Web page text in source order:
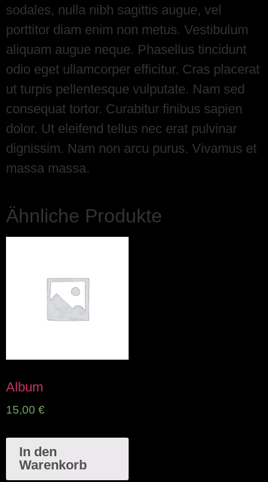
sodales, nulla nibh sagittis augue, vel
porttitor diam enim non metus. Vestibulum
aliquam augue neque. Phasellus tincidunt
odio eget ullamcorper efficitur. Cras placerat
ut turpis pellentesque vulputate. Nam sed
consequat tortor. Curabitur finibus sapien
dolor. Ut eleifend tellus nec erat pulvinar
dignissim. Nam non arcu purus. Vivamus et
massa massa.
Ähnliche Produkte
Album
15,00 €
In den
Warenkorb